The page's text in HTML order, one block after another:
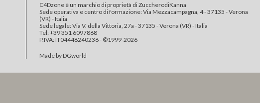
C4Dzone è un marchio di proprietà di ZuccherodiKanna
Sede operativa e centro di formazione: Via Mezzacampagna, 4 - 37135 - Verona
(VR) - Italia
Sede legale: Via V. della Vittoria, 27a - 37135 - Verona (VR) - Italia
Tel: +39 351 6097868‬
P.IVA: IT04448240236 - ©1999-2026
Made by DGworld